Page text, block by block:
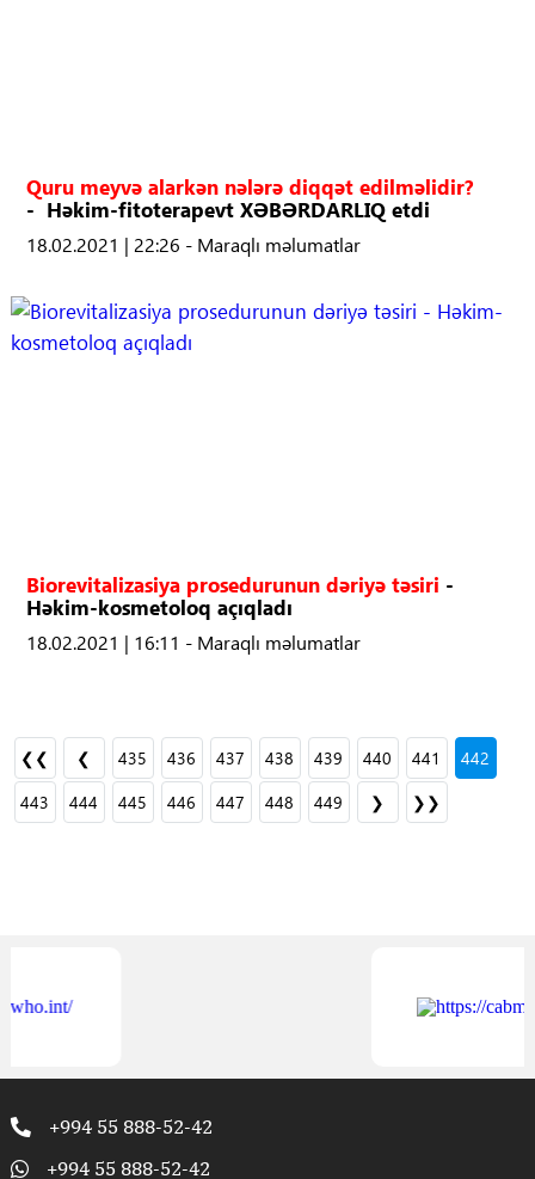
Quru meyvə alarkən nələrə diqqət edilməlidir?
- Həkim-fitoterapevt XƏBƏRDARLIQ etdi
18.02.2021 | 22:26 - Maraqlı məlumatlar
Biorevitalizasiya prosedurunun dəriyə təsiri -
Həkim-kosmetoloq açıqladı
18.02.2021 | 16:11 - Maraqlı məlumatlar
❮❮ ❮ 435 436 437 438 439 440 441
442
443
444 445 446 447 448 449 ❯ ❯❯
+994 55 888-52-42
+994 55 888-52-42